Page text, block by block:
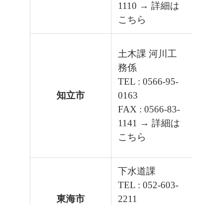
1110 → 詳細は
こちら
知立市
土木課 河川工
務係
TEL : 0566-95-
0163
FAX : 0566-83-
1141 → 詳細は
こちら
東海市
下水道課
TEL : 052-603-
2211